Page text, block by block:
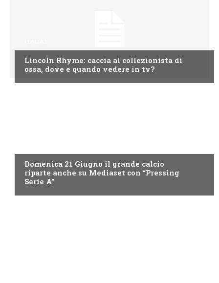
Lincoln Rhyme: caccia al collezionista di
ossa, dove e quando vedere in tv?
Domenica 21 Giugno il grande calcio
riparte anche su Mediaset con “Pressing
Serie A”